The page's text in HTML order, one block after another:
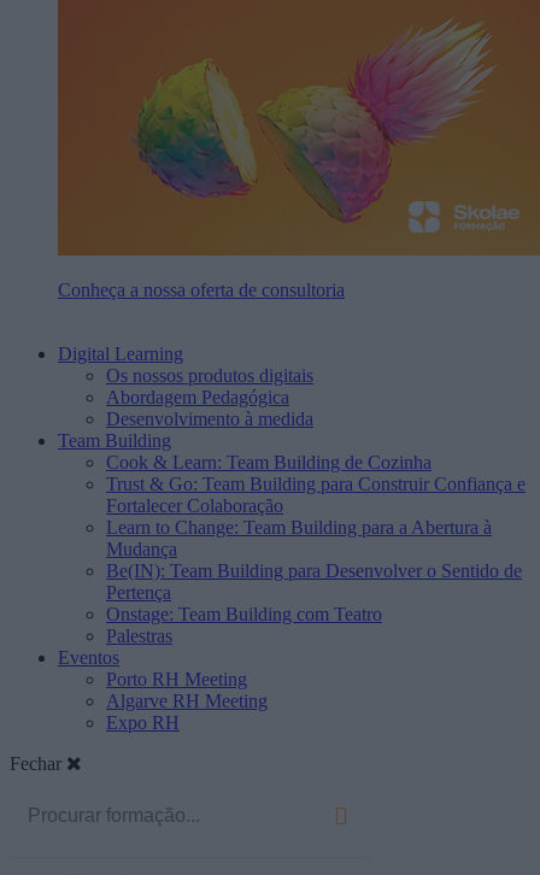
Conheça a nossa oferta de consultoria
Digital Learning
Os nossos produtos digitais
Abordagem Pedagógica
Desenvolvimento à medida
Team Building
Cook & Learn: Team Building de Cozinha
Trust & Go: Team Building para Construir Confiança e
Fortalecer Colaboração
Learn to Change: Team Building para a Abertura à
Mudança
Be(IN): Team Building para Desenvolver o Sentido de
Pertença
Onstage: Team Building com Teatro
Palestras
Eventos
Porto RH Meeting
Algarve RH Meeting
Expo RH
Fechar